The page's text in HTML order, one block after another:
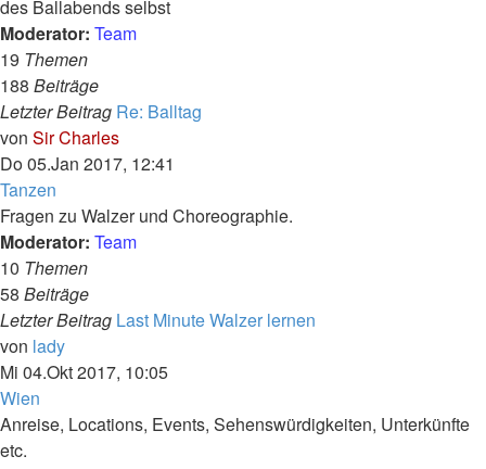
des Ballabends selbst
Moderator: Team
19 Themen
188 Beiträge
Letzter Beitrag Re: Balltag
von Sir CharlesNeuester
Beitrag
Do 05.Jan 2017, 12:41
Tanzen
Fragen zu Walzer und Choreographie.
Moderator: Team
10 Themen
58 Beiträge
Letzter Beitrag Last Minute Walzer lernen
von ladyNeuester
Beitrag
Mi 04.Okt 2017, 10:05
Wien
Anreise, Locations, Events, Sehenswürdigkeiten, Unterkünfte
etc.